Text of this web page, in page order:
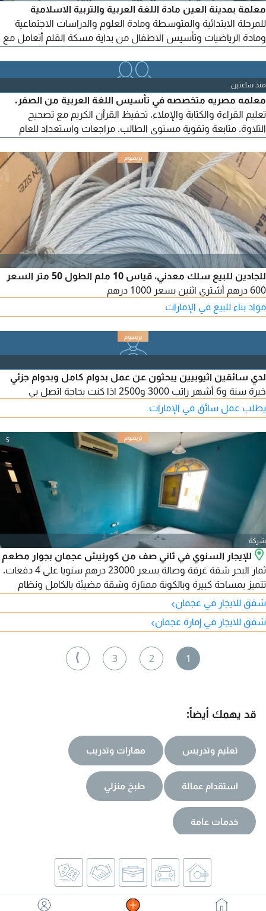
معلمة بمدينة العين مادة اللغة العربية والتربية الاسلامية
للمرحلة الابتدائية والمتوسطة ومادة العلوم والدراسات الاجتماعية
ومادة الرياضيات وتأسيس الاطفال من بداية مسكة القلم أتعامل مع
منذ ساعتين
معلمه مصريه متخصصه في تأسيس اللغة العربية من الصفر.
تعليم القراءة والكتابة والإملاء. تحفيظ القرآن الكريم مع تصحيح
التلاوة. متابعة وتقوية مستوى الطالب. مراجعات واستعداد للعام
مستمرة حتى يتحسن مستوى الطالب
للجادين للبيع سلك معدني، قياس 10 ملم الطول 50 متر السعر
600 درهم أشتري اثنين بسعر 1000 درهم
مواد بناء للبيع في الإمارات
لدي سائقين اثيوبيين يبحثون عن عمل بدوام كامل وبدوام جزئي
خبرة سنة و6 أشهر راتب 3000 و2500 اذا كنت بحاجة اتصل بي
يطلب عمل سائق في الإمارات
5
شركة
للإيجار السنوي في ثاني صف من كورنيش عجمان بجوار مطعم
ثمار البحر شقة غرفة وصالة بسعر 23000 درهم سنويا على 4 دفعات.
تتميز بمساحة كبيرة وبالكونة ممتازة وشقة مضيئة بالكامل ونظام
تكييف وتبريد سبليت وتقسيمات ممتازة. تقع في موقع مميز وخدمي
طوال اليوم مع سهولة الوصول الى الشارقة ودبي وطريق الشيخ
مدينة محمد بن زايد
شقق للايجار في عجمان›
شقق للايجار في إمارة عجمان›
1
2
3
⟩
قد يهمك أيضاً:
تعليم وتدريس مهارات وتدريب
استقدام عمالة طبخ منزلي
خدمات عامة